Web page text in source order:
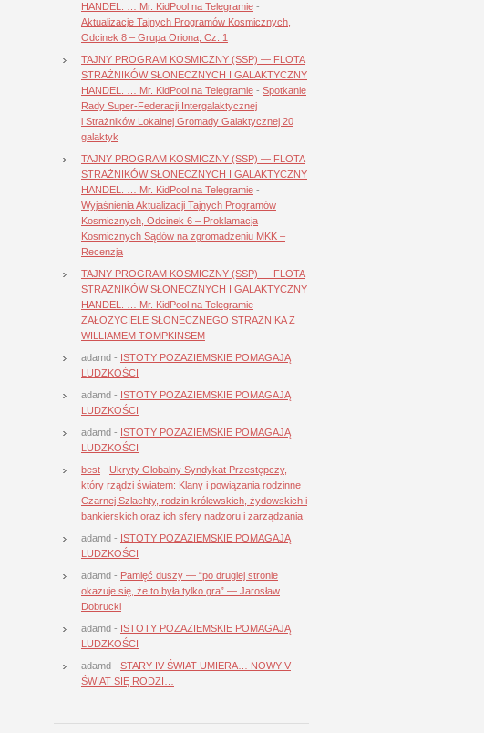
HANDEL. … Mr. KidPool na Telegramie -
Aktualizacje Tajnych Programów Kosmicznych,
Odcinek 8 – Grupa Oriona, Cz. 1
TAJNY PROGRAM KOSMICZNY (SSP) — FLOTA
STRAŻNIKÓW SŁONECZNYCH I GALAKTYCZNY
HANDEL. … Mr. KidPool na Telegramie - Spotkanie
Rady Super-Federacji Intergalaktycznej
i Strażników Lokalnej Gromady Galaktycznej 20
galaktyk
TAJNY PROGRAM KOSMICZNY (SSP) — FLOTA
STRAŻNIKÓW SŁONECZNYCH I GALAKTYCZNY
HANDEL. … Mr. KidPool na Telegramie -
Wyjaśnienia Aktualizacji Tajnych Programów
Kosmicznych, Odcinek 6 – Proklamacja
Kosmicznych Sądów na zgromadzeniu MKK –
Recenzja
TAJNY PROGRAM KOSMICZNY (SSP) — FLOTA
STRAŻNIKÓW SŁONECZNYCH I GALAKTYCZNY
HANDEL. … Mr. KidPool na Telegramie -
ZAŁOŻYCIELE SŁONECZNEGO STRAŻNIKA Z
WILLIAMEM TOMPKINSEM
adamd - ISTOTY POZAZIEMSKIE POMAGAJĄ
LUDZKOŚCI
adamd - ISTOTY POZAZIEMSKIE POMAGAJĄ
LUDZKOŚCI
adamd - ISTOTY POZAZIEMSKIE POMAGAJĄ
LUDZKOŚCI
best - Ukryty Globalny Syndykat Przestępczy,
który rządzi światem: Klany i powiązania rodzinne
Czarnej Szlachty, rodzin królewskich, żydowskich i
bankierskich oraz ich sfery nadzoru i zarządzania
adamd - ISTOTY POZAZIEMSKIE POMAGAJĄ
LUDZKOŚCI
adamd - Pamięć duszy — “po drugiej stronie
okazuje się, że to była tylko gra” — Jarosław
Dobrucki
adamd - ISTOTY POZAZIEMSKIE POMAGAJĄ
LUDZKOŚCI
adamd - STARY IV ŚWIAT UMIERA… NOWY V
ŚWIAT SIĘ RODZI…